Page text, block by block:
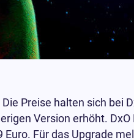
Preise halten sich
Version erhöht.
Für das Upgrade